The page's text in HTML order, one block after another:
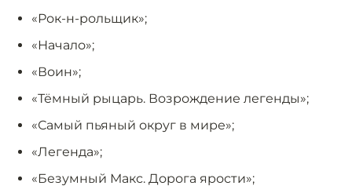
«Рок-н-рольщик»;
«Начало»;
«Воин»;
«Тёмный рыцарь. Возрождение легенды»;
«Самый пьяный округ в мире»;
«Легенда»;
«Безумный Макс. Дорога ярости»;